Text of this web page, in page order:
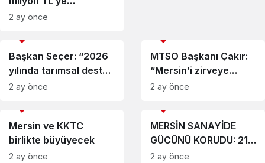
çıkarılması
almasını sağlayacak”
2 ay önce
Başkan Seçer: “2026
yılında tarımsal destek
bütçesini yüzde 71
2 ay önce
MTSO Başkanı Çakır:
“Mersin’i zirveye
taşıyan tüm
kutluyorum”
2 ay önce
Mersin ve KKTC
birlikte büyüyecek
2 ay önce
MERSİN SANAYİDE
GÜCÜNÜ KORUDU: 21
FİRMA İSO 500’DE
2 ay önce